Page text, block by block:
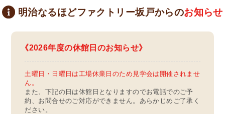
明治なるほどファクトリー坂戸からのお知らせ
2026年度の休館日のお知らせ
土曜日・日曜日は工場休業日のため見学会は開催されませ
ん。
また、下記の日は休館日となりますのでお電話でのご予
約、お問合せのご対応ができません。あらかじめご了承く
ださい。